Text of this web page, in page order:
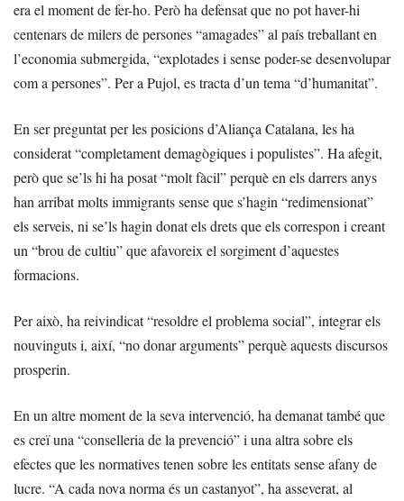
era el moment de fer-ho. Però ha defensat que no pot haver-hi
centenars de milers de persones “amagades” al país treballant en
l’economia submergida, “explotades i sense poder-se desenvolupar
com a persones”. Per a Pujol, es tracta d’un tema “d’humanitat”.
En ser preguntat per les posicions d’Aliança Catalana, les ha
considerat “completament demagògiques i populistes”. Ha afegit,
però que se’ls hi ha posat “molt fàcil” perquè en els darrers anys
han arribat molts immigrants sense que s’hagin “redimensionat”
els serveis, ni se’ls hagin donat els drets que els correspon i creant
un “brou de cultiu” que afavoreix el sorgiment d’aquestes
formacions.
Per això, ha reivindicat “resoldre el problema social”, integrar els
nouvinguts i, així, “no donar arguments” perquè aquests discursos
prosperin.
En un altre moment de la seva intervenció, ha demanat també que
es creï una “conselleria de la prevenció” i una altra sobre els
efectes que les normatives tenen sobre les entitats sense afany de
lucre. “A cada nova norma és un castanyot”, ha asseverat, al